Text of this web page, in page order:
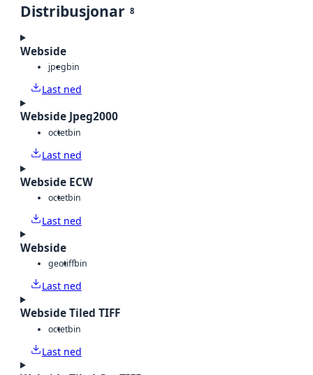
Distribusjonar 8
Webside
jpegbin
Last ned
Webside Jpeg2000
octetbin
Last ned
Webside ECW
octetbin
Last ned
Webside
geotiffbin
Last ned
Webside Tiled TIFF
octetbin
Last ned